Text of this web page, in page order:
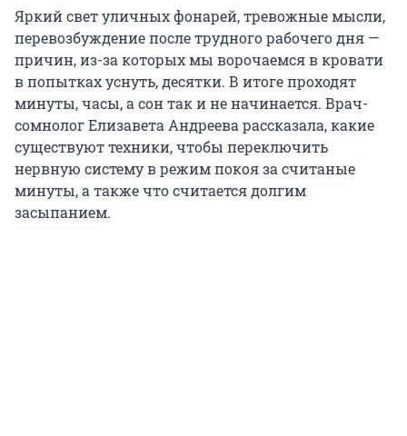
Яркий свет уличных фонарей, тревожные мысли,
перевозбуждение после трудного рабочего дня —
причин, из-за которых мы ворочаемся в кровати
в попытках уснуть, десятки. В итоге проходят
минуты, часы, а сон так и не начинается. Врач-
сомнолог Елизавета Андреева рассказала, какие
существуют техники, чтобы переключить
нервную систему в режим покоя за считаные
минуты, а также что считается долгим
засыпанием.